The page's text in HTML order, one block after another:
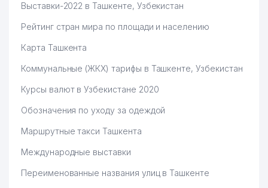
Выставки-2022 в Ташкенте, Узбекистан
Рейтинг стран мира по площади и населению
Карта Ташкента
Коммунальные (ЖКХ) тарифы в Ташкенте, Узбекистан
Курсы валют в Узбекистане 2020
Обозначения по уходу за одеждой
Маршрутные такси Ташкента
Международные выставки
Переименованные названия улиц в Ташкенте